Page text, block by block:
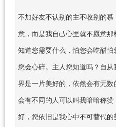
不加好友不认别的主不收别的
意，而是我自己心里就不愿意那
知道您需要什么，怕您会吃醋
您会心碎。主人您知道吗？自
界是一片美好的，依然会有无
会有不同的人可以叫我暗暗称
好，您依旧是我心中不可替代